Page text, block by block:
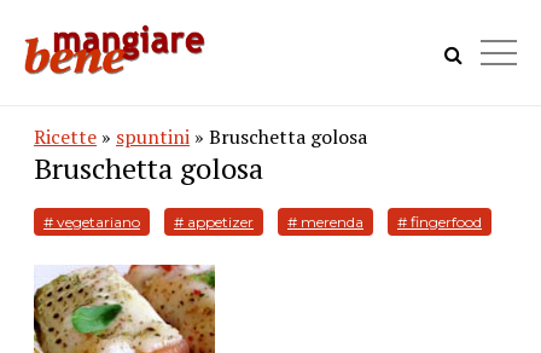
Ricette » spuntini » Bruschetta golosa
Bruschetta golosa
# vegetariano # appetizer # merenda # fingerfood